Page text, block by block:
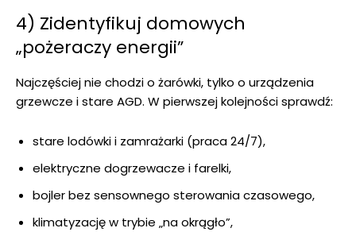
4) Zidentyfikuj domowych
„pożeraczy energii”
Najczęściej nie chodzi o żarówki, tylko o urządzenia
grzewcze i stare AGD. W pierwszej kolejności sprawdź:
stare lodówki i zamrażarki (praca 24/7),
elektryczne dogrzewacze i farelki,
bojler bez sensownego sterowania czasowego,
klimatyzację w trybie „na okrągło”,